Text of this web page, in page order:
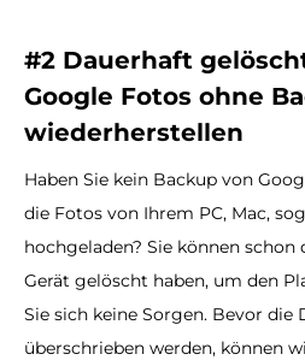
#2 Dauerhaft
Google Fotos ohne
wiederherstellen
Haben Sie kein Backup von
die Fotos von Ihrem PC, Mac,
hochgeladen? Sie können schon
Gerät gelöscht haben, um den
Sie sich keine Sorgen. Bevor die
überschrieben werden, können